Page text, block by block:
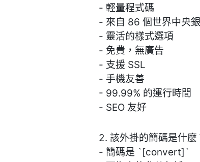
- 輕量程式碼
- 來自 86 個世界中央
- 靈活的樣式選項
- 免費，無廣告
- 支援 SSL
- 手機友善
- 99.99% 的運行時間
- SEO 友好
2. 該外掛的簡碼是什
- 簡碼是 `[convert]`